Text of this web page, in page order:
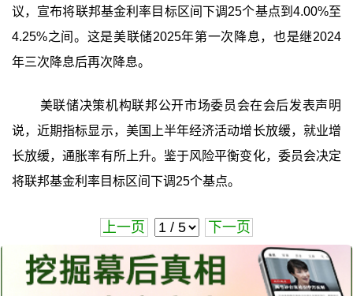
议，宣布将联邦基金利率目标区间下调25个基点到4.00%至
4.25%之间。这是美联储2025年第一次降息，也是继2024
年三次降息后再次降息。
美联储决策机构联邦公开市场委员会在会后发表声明
说，近期指标显示，美国上半年经济活动增长放缓，就业增
长放缓，通胀率有所上升。鉴于风险平衡变化，委员会决定
将联邦基金利率目标区间下调25个基点。
上一页 下一页